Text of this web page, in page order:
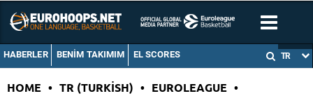
HABERLER BENIM TAKIMIM EL SCORES TR
HOME • TR (TURKISH) • EUROLEAGUE •